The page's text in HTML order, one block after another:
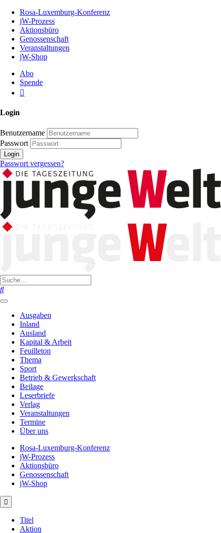
Inhalt
Seite
Rosa-Luxemburg-Konferenz
jW-Prozess
Aktionsbüro
Genossenschaft
Veranstaltungen
jW-Shop
Abo
Spende
Login
Benutzername
Passwort
Login
Passwort vergessen?
Ausgaben
Inland
Ausland
Kapital & Arbeit
Feuilleton
Thema
Sport
Betrieb & Gewerkschaft
Beilage
Leserbriefe
Verlag
Veranstaltungen
Termine
Über uns
Rosa-Luxemburg-Konferenz
jW-Prozess
Aktionsbüro
Genossenschaft
jW-Shop
Titel
Aktion